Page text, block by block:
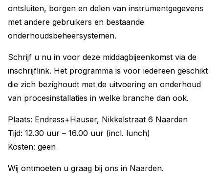
ontsluiten, borgen en delen van instrumentgegevens
met andere gebruikers en bestaande
onderhoudsbeheersystemen.
Schrijf u nu in voor deze middagbijeenkomst via de
inschrijflink. Het programma is voor iedereen geschikt
die zich bezighoudt met de uitvoering en onderhoud
van procesinstallaties in welke branche dan ook.
Plaats: Endress+Hauser, Nikkelstraat 6 Naarden
Tijd: 12.30 uur – 16.00 uur (incl. lunch)
Kosten: geen
Wij ontmoeten u graag bij ons in Naarden.